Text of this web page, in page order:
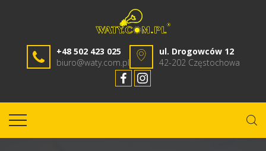
+48 502 423 025
biuro@waty.com.pl
ul. Drogowców 12
42-202 Częstochowa